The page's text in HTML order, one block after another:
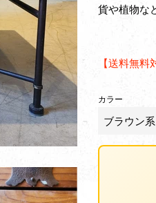
貨や植物な
【送料無
カラー